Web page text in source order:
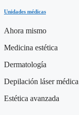
Unidades médicas
Ahora mismo
Medicina estética
Dermatología
Depilación láser médica
Estética avanzada